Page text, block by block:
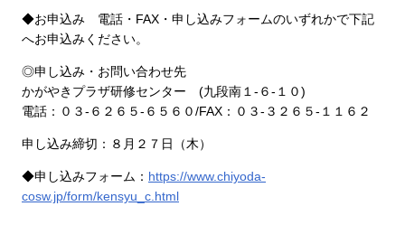
◆お申込み 電話・FAX・申し込みフォームのいずれかで下記
へお申込みください。
◎申し込み・お問い合わせ先
かがやきプラザ研修センター (九段南１-６-１０)
電話：０３-６２６５-６５６０/FAX：０３-３２６５-１１６２
申し込み締切：８月２７日（木）
◆申し込みフォーム： https://www.chiyoda-
cosw.jp/form/kensyu_c.html